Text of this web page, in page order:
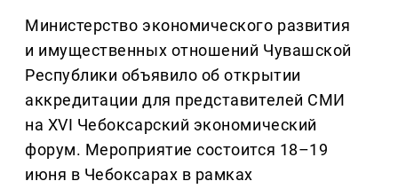
Министерство экономического развития
и имущественных отношений Чувашской
Республики объявило об открытии
аккредитации для представителей СМИ
на XVI Чебоксарский экономический
форум. Мероприятие состоится 18–19
июня в Чебоксарах в рамках